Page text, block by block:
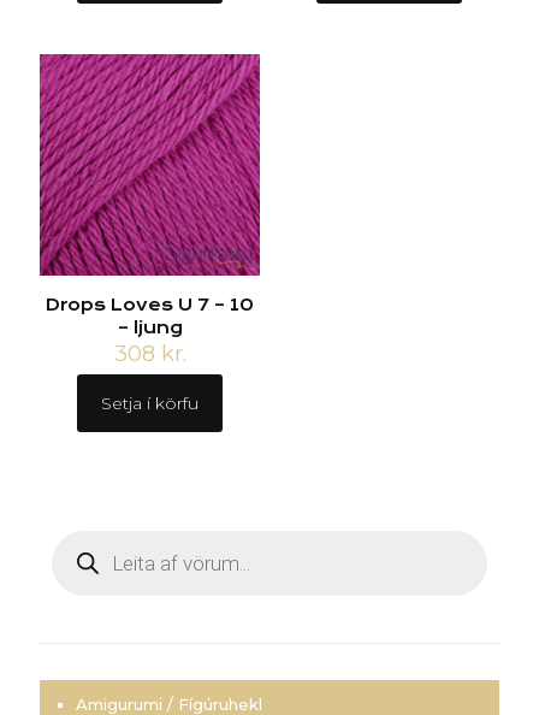
Drops Loves U 7 – 10
– ljung
308 kr.
Setja í körfu
search
Amigurumi / Fígúruhekl